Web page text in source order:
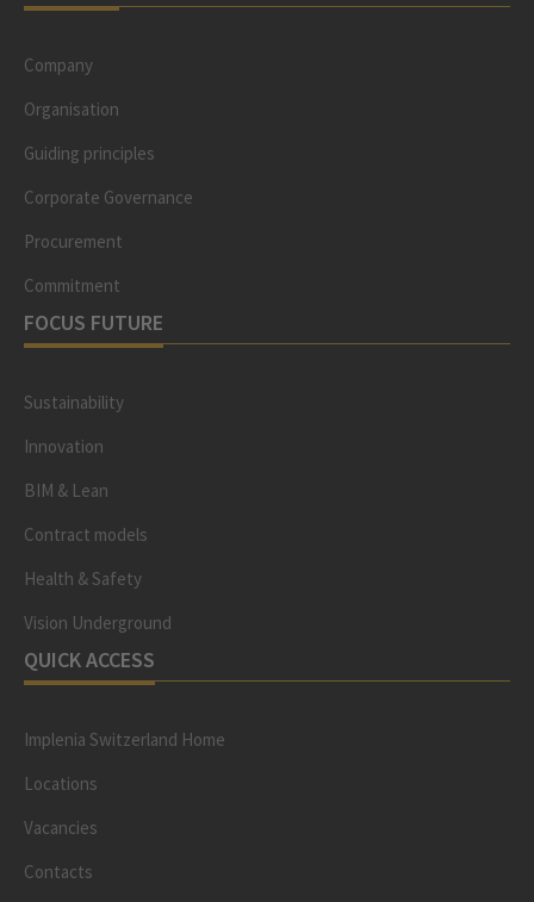
Company
Organisation
Guiding principles
Corporate Governance
Procurement
Commitment
FOCUS FUTURE
Sustainability
Innovation
BIM & Lean
Contract models
Health & Safety
Vision Underground
QUICK ACCESS
Implenia Switzerland Home
Locations
Vacancies
Contacts